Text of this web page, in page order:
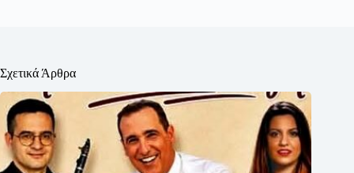
Σχετικά Άρθρα